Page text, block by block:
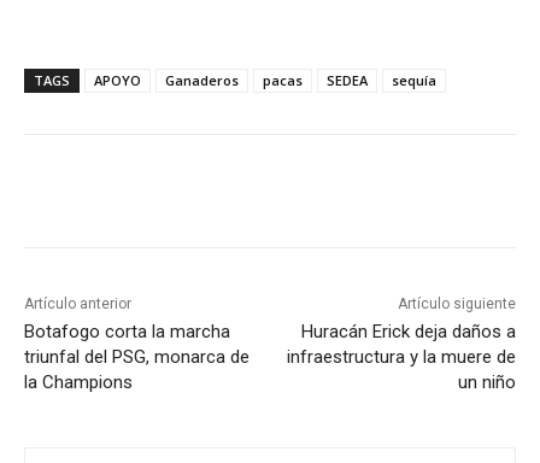
TAGS APOYO Ganaderos pacas SEDEA sequía
Artículo anterior
Botafogo corta la marcha
triunfal del PSG, monarca de
la Champions
Artículo siguiente
Huracán Erick deja daños a
infraestructura y la muere de
un niño